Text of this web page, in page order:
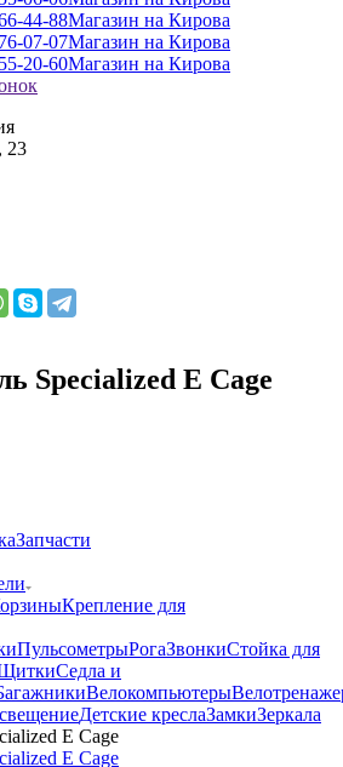
44-88Магазин на Кирова
07-07Магазин на Кирова
20-60Магазин на Кирова
23
Specialized E Cage
Запчасти
Крепление для
ПульсометрыРогаЗвонкиСтойка для
Седла и
Велокомпьютеры
Детские креслаЗамкиЗеркала
E Cage